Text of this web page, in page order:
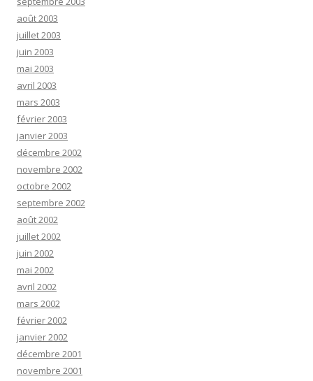
août 2003
juillet 2003
juin 2003
mai 2003
avril 2003
mars 2003
février 2003
janvier 2003
décembre 2002
novembre 2002
octobre 2002
septembre 2002
août 2002
juillet 2002
juin 2002
mai 2002
avril 2002
mars 2002
février 2002
janvier 2002
décembre 2001
novembre 2001